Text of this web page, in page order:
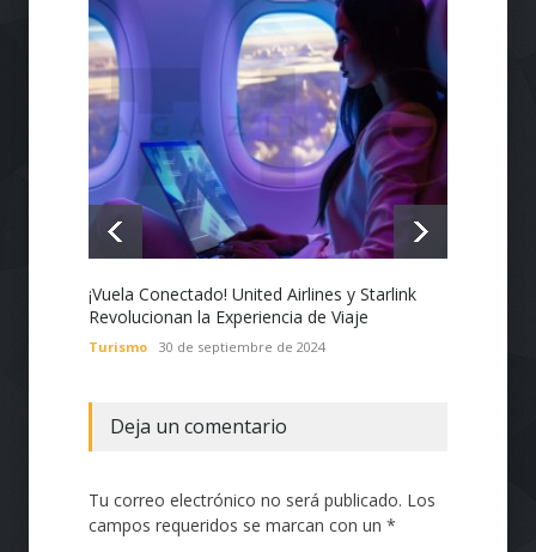
¡Vuela Conectado! United Airlines y Starlink
Revolucionan la Experiencia de Viaje
Turismo 30 de septiembre de 2024
Deja un comentario
Tu correo electrónico no será publicado. Los
campos requeridos se marcan con un *